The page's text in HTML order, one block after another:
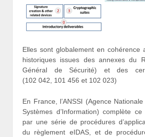
Elles sont globalement en cohérence
historiques issues des annexes du
Général de Sécurité) et des
(102 042, 101 456 et 102 023)
En France, l’ANSSI (Agence
Systèmes d’Information) complète
par une série de procédures
du règlement eIDAS, et de